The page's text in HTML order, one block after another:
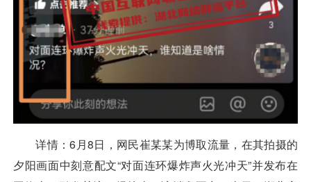
详情：6月8日，网民崔某某为博取流量，在其拍摄的
夕阳画面中刻意配文“对面连环爆炸声火光冲天”并发布在